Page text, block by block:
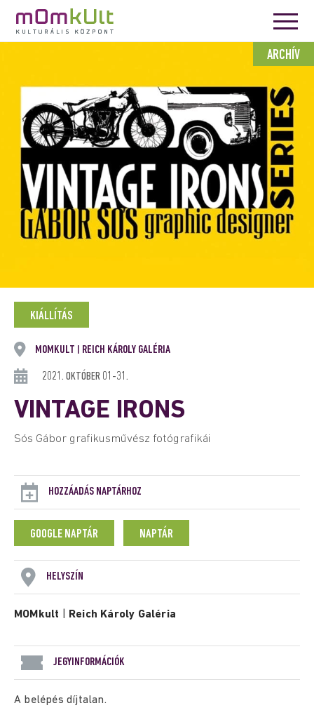
ARCHÍV
KIÁLLÍTÁS
MOMKULT REICH KÁROLY GALÉRIA
2021. OKTÓBER 01-31.
VINTAGE IRONS
Sós Gábor grafikusművész fotógrafikái
HOZZÁADÁS NAPTÁRHOZ
GOOGLE NAPTÁR NAPTÁR
HELYSZÍN
MOMkult Reich Károly Galéria
JEGYINFORMÁCIÓK
A belépés díjtalan.